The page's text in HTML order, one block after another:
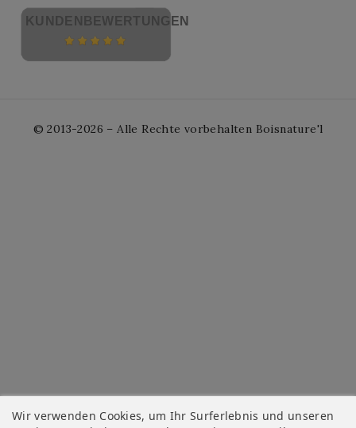
Wir verwenden Cookies, um Ihr Surferlebnis und unseren
KUNDENBEWERTUNGEN
© 2013-2026 – Alle Rechte vorbehalten Boisnature'l